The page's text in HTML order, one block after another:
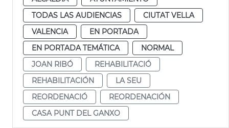
TODAS LAS AUDIENCIAS
CIUTAT VELLA
VALENCIA
EN PORTADA
EN PORTADA TEMÁTICA
NORMAL
JOAN RIBÓ
REHABILITACIÓ
REHABILITACIÓN
LA SEU
REORDENACIÓ
REORDENACIÓN
CASA PUNT DEL GANXO